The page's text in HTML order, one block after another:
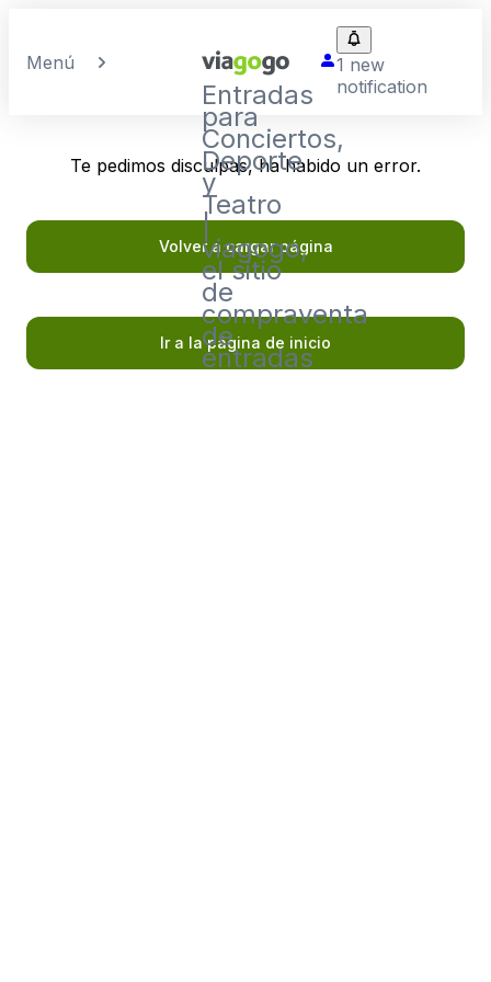
Menú
Entradas
para
Conciertos,
Deporte
y
Teatro
|
viagogo,
el sitio
de
compraventa
de
entradas
1 new
notification
Te pedimos disculpas, ha habido un error.
Volver a cargar página
Ir a la página de inicio